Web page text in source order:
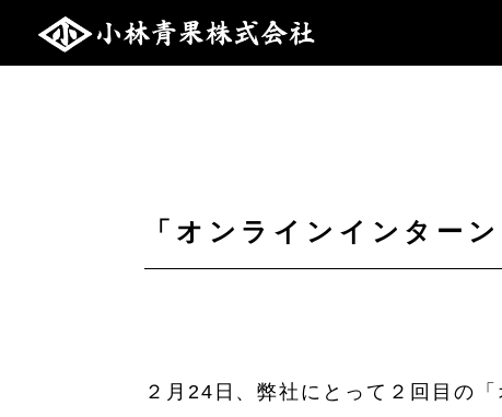
「オンラインインター
２月24日、弊社にとって２回目の